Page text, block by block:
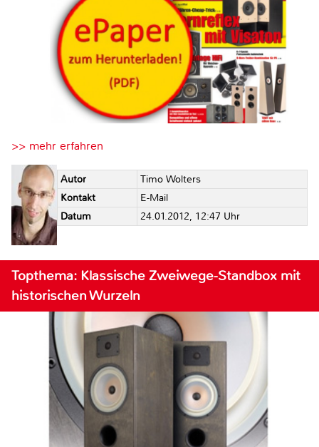
>> mehr erfahren
Autor
Timo Wolters
Kontakt
E-Mail
Datum
24.01.2012, 12:47 Uhr
Topthema: Klassische Zweiwege-Standbox mit
historischen Wurzeln